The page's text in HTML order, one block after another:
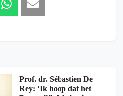
Prof. dr. Sébastien De
Rey: ‘Ik hoop dat het